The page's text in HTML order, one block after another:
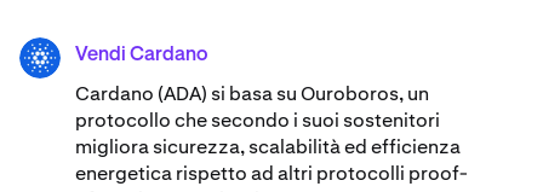
ADA Vendi Cardano
Cardano (ADA) ​​si basa su Ouroboros, un
protocollo che secondo i suoi sostenitori
migliora sicurezza, scalabilità ed efficienza
energetica rispetto ad altri protocolli proof-